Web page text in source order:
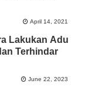
April 14, 2021
Lakukan Adu
Terhindar
June 22, 2023